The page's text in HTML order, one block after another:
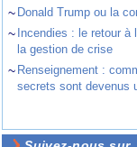
~ Donald Trump ou la
~ Incendies : le retour
la gestion de crise
~ Renseignement :
secrets sont devenus